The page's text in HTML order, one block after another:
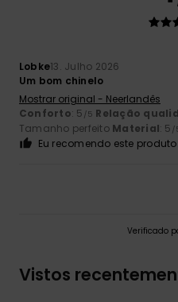
Lobke13. Julho 2026
Um bom chinelo
Mostrar original - Neerlandês
Conforto: 5 /5 Relação
Tamanho perfeito Material: 5 /
Eu recomendo este produto
Verificado
Vistos